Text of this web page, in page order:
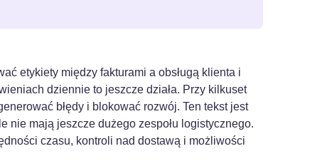
etykiety między fakturami a obsługą klienta i
dziennie to jeszcze działa. Przy kilkuset
błędy i blokować rozwój. Ten tekst jest
nie mają jeszcze dużego zespołu logistycznego.
czasu, kontroli nad dostawą i możliwości